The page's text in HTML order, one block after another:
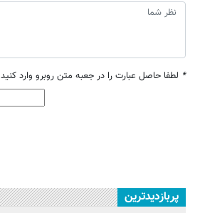
* لطفا حاصل عبارت را در جعبه متن روبرو وارد کنید
پربازدیدترین